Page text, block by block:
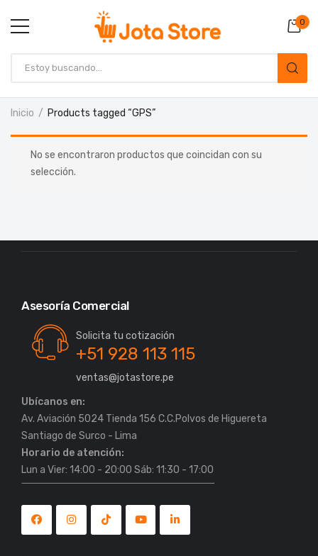
0
Inicio Products tagged “GPS”
No se encontraron productos que coincidan con su
selección.
Asesoría Comercial
Solicita tu cotización
+51 928 113 115
ventas@jotastore.pe
Ubícanos en:
Av. Aviación 5024 Tienda 156 C.C.Polvos de Higuereta
Horario de atención:
Lun a Vier: 14:00 - 20:00 Sáb: 11:30 - 17:00